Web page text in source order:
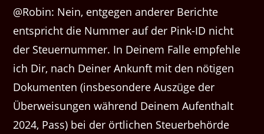
@Robin: Nein, entgegen anderer Berichte
entspricht die Nummer auf der Pink-ID nicht
der Steuernummer. In Deinem Falle empfehle
ich Dir, nach Deiner Ankunft mit den nötigen
Dokumenten (insbesondere Auszüge der
Überweisungen während Deinem Aufenthalt
2024, Pass) bei der örtlichen Steuerbehörde